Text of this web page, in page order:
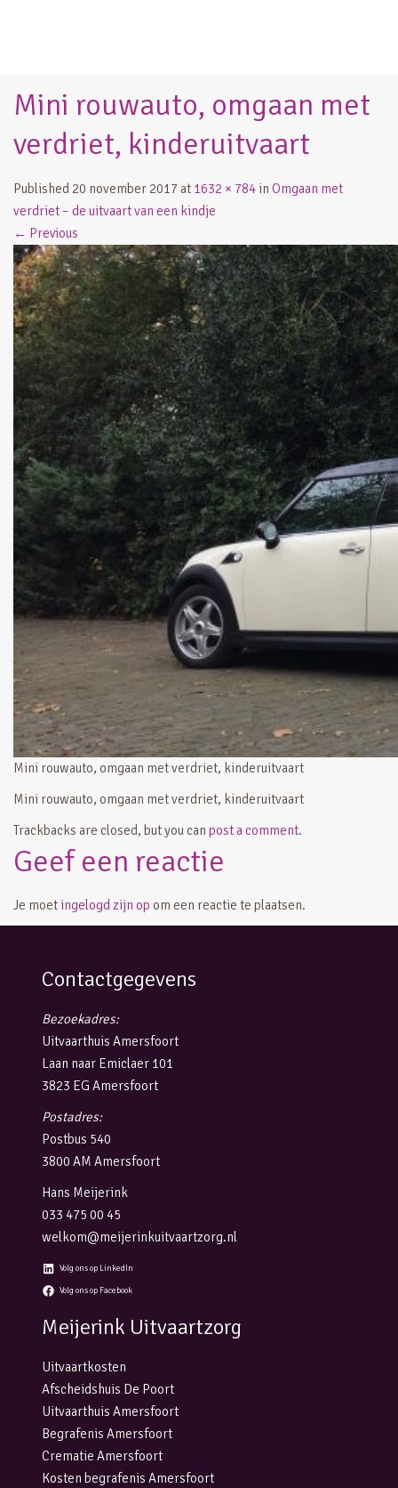
Mini rouwauto, omgaan met
verdriet, kinderuitvaart
Published 20 november 2017 at 1632 × 784 in Omgaan met
verdriet – de uitvaart van een kindje
← Previous
Mini rouwauto, omgaan met verdriet, kinderuitvaart
Mini rouwauto, omgaan met verdriet, kinderuitvaart
Trackbacks are closed, but you can post a comment.
Geef een reactie
Je moet ingelogd zijn op om een reactie te plaatsen.
Contactgegevens
Bezoekadres:
Uitvaarthuis Amersfoort
Laan naar Emiclaer 101
3823 EG Amersfoort
Postadres:
Postbus 540
3800 AM Amersfoort
Hans Meijerink
033 475 00 45
welkom@meijerinkuitvaartzorg.nl
Volg ons op LinkedIn
Volg ons op Facebook
Meijerink Uitvaartzorg
Uitvaartkosten
Afscheidshuis De Poort
Uitvaarthuis Amersfoort
Begrafenis Amersfoort
Crematie Amersfoort
Kosten begrafenis Amersfoort